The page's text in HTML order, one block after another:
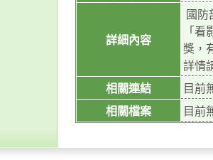
詳細內容
國
「
獎，
詳情
相關連結
目前
相關檔案
目前